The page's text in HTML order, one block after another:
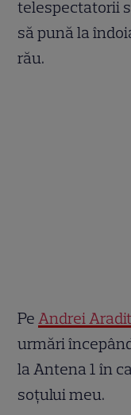
telespectatorii
să pună la
rău.
PeAndrei
urmări
la Antena 1 în
soţului meu.